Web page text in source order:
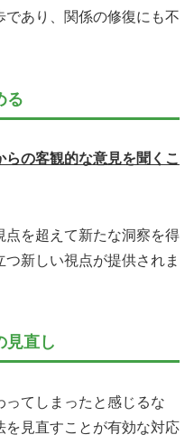
あり、関係の修復にも不
る
の客観的な意見を聞くこ
点を超えて新たな洞察を得
新しい視点が提供されま
見直し
ってしまったと感じるな
を見直すことが有効な対応